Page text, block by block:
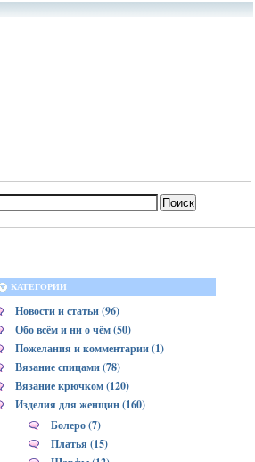
КАТЕГОРИИ
Новости и статьи (96)
Обо всём и ни о чём (50)
Пожелания и комментарии (1)
Вязание спицами (78)
Вязание крючком (120)
Изделия для женщин (160)
Болеро (7)
Платья (15)